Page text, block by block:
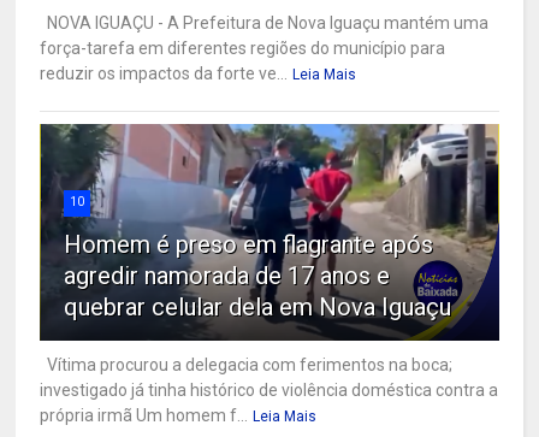
NOVA IGUAÇU - A Prefeitura de Nova Iguaçu mantém uma
força-tarefa em diferentes regiões do município para
reduzir os impactos da forte ve...
Leia Mais
10
Homem é preso em flagrante após
agredir namorada de 17 anos e
quebrar celular dela em Nova Iguaçu
Vítima procurou a delegacia com ferimentos na boca;
investigado já tinha histórico de violência doméstica contra a
própria irmã Um homem f...
Leia Mais